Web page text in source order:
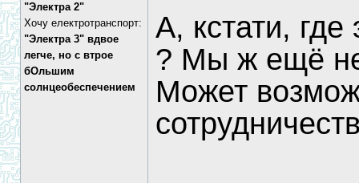
"Электра 2"
Хочу електротранспорт:
"Электра 3" вдвое
легче, но с втрое
бОльшим
солнцеобеспечением
А, кстати, где
? Мы ж ещё
Может